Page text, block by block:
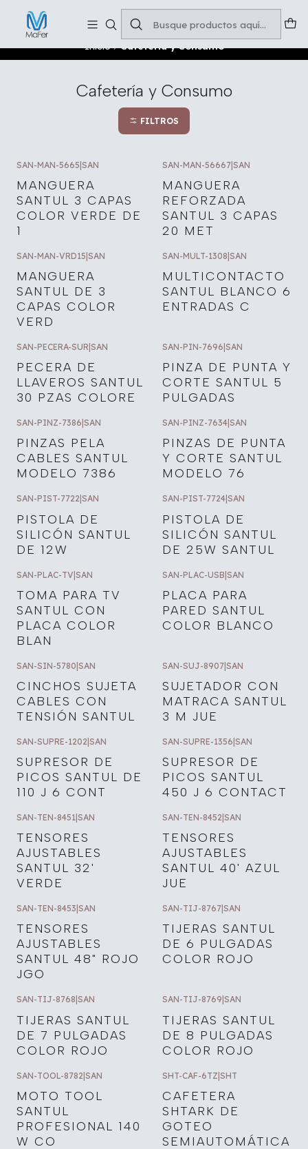
Inicio Cafetería y Consumo
Cafetería y Consumo
FILTROS
SAN-MAN-5665|SAN
MANGUERA
SANTUL 3 CAPAS
COLOR VERDE DE
1
SAN-MAN-56667|SAN
MANGUERA
REFORZADA
SANTUL 3 CAPAS
20 MET
SAN-MAN-VRD15 SAN
MANGUERA
SANTUL DE 3
CAPAS COLOR
VERD
SAN-MULT-1308 SAN
MULTICONTACTO
SANTUL BLANCO 6
ENTRADAS C
SAN-PECERA-SUR SAN
PECERA DE
LLAVEROS SANTUL
30 PZAS COLORE
SAN-PIN-7696 SAN
PINZA DE PUNTA Y
CORTE SANTUL 5
PULGADAS
SAN-PINZ-7386 SAN
PINZAS PELA
CABLES SANTUL
MODELO 7386
SAN-PINZ-7634 SAN
PINZAS DE PUNTA
Y CORTE SANTUL
MODELO 76
SAN-PIST-7722 SAN
PISTOLA DE
SILICÓN SANTUL
DE 12W
SAN-PIST-7724 SAN
PISTOLA DE
SILICÓN SANTUL
DE 25W SANTUL
SAN-PLAC-TV|SAN
TOMA PARA TV
SANTUL CON
PLACA COLOR
BLAN
SAN-PLAC-USB|SAN
PLACA PARA
PARED SANTUL
COLOR BLANCO
SAN-SIN-5780|SAN
CINCHOS SUJETA
CABLES CON
TENSIÓN SANTUL
SAN-SUJ-8907|SAN
SUJETADOR CON
MATRACA SANTUL
3 M JUE
SAN-SUPRE-1202 SAN
SUPRESOR DE
PICOS SANTUL DE
110 J 6 CONT
SAN-SUPRE-1356 SAN
SUPRESOR DE
PICOS SANTUL
450 J 6 CONTACT
SAN-TEN-8451 SAN
TENSORES
AJUSTABLES
SANTUL 32'
VERDE
SAN-TEN-8452 SAN
TENSORES
AJUSTABLES
SANTUL 40' AZUL
JUE
SAN-TEN-8453 SAN
TENSORES
AJUSTABLES
SANTUL 48" ROJO
JGO
SAN-TIJ-8767 SAN
TIJERAS SANTUL
DE 6 PULGADAS
COLOR ROJO
SAN-TIJ-8768 SAN
TIJERAS SANTUL
DE 7 PULGADAS
COLOR ROJO
SAN-TIJ-8769 SAN
TIJERAS SANTUL
DE 8 PULGADAS
COLOR ROJO
SAN-TOOL-8782|SAN
MOTO TOOL
SANTUL
PROFESIONAL 140
W CO
SHT-CAF-6TZ|SHT
CAFETERA
SHTARK DE
GOTEO
SEMIAUTOMÁTICA